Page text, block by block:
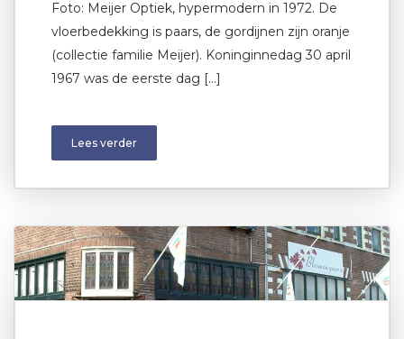
Foto: Meijer Optiek, hypermodern in 1972. De
vloerbedekking is paars, de gordijnen zijn oranje
(collectie familie Meijer). Koninginnedag 30 april
1967 was de eerste dag […]
Lees verder